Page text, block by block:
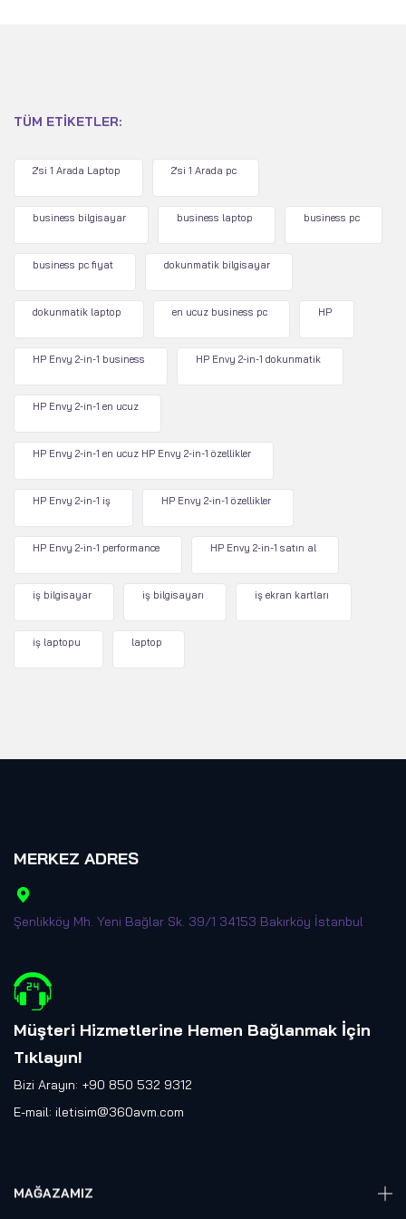
TÜM ETIKETLER:
2'si 1 Arada Laptop 2'si 1 Arada pc
business bilgisayar business laptop business pc
business pc fiyat dokunmatik bilgisayar
dokunmatik laptop en ucuz business pc HP
HP Envy 2-in-1 business HP Envy 2-in-1 dokunmatik
HP Envy 2-in-1 en ucuz
HP Envy 2-in-1 en ucuz HP Envy 2-in-1 özellikler
HP Envy 2-in-1 iş HP Envy 2-in-1 özellikler
HP Envy 2-in-1 performance HP Envy 2-in-1 satın al
iş bilgisayar iş bilgisayarı iş ekran kartları
iş laptopu laptop
MERKEZ ADRES
Şenlikköy Mh. Yeni Bağlar Sk. 39/1 34153 Bakırköy İstanbul
Müşteri Hizmetlerine Hemen Bağlanmak İçin
Tıklayın!
Bizi Arayın: +90 850 532 9312
E-mail: iletisim@360avm.com
MAĞAZAMIZ